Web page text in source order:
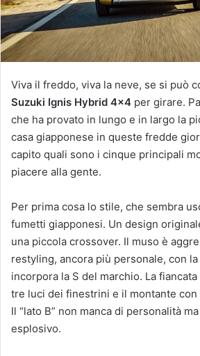
Viva il freddo, viva la neve, se si può
Suzuki Ignis Hybrid 4×4 per girare.
che ha provato in lungo e in largo la
casa giapponese in queste fredde
capito quali sono i cinque principali
piacere alla gente.
Per prima cosa lo stile, che sembra
fumetti giapponesi. Un design
una piccola crossover. Il muso è
restyling, ancora più personale, con
incorpora la S del marchio. La
tre luci dei finestrini e il montante con
Il “lato B” non manca di personalità
esplosivo.